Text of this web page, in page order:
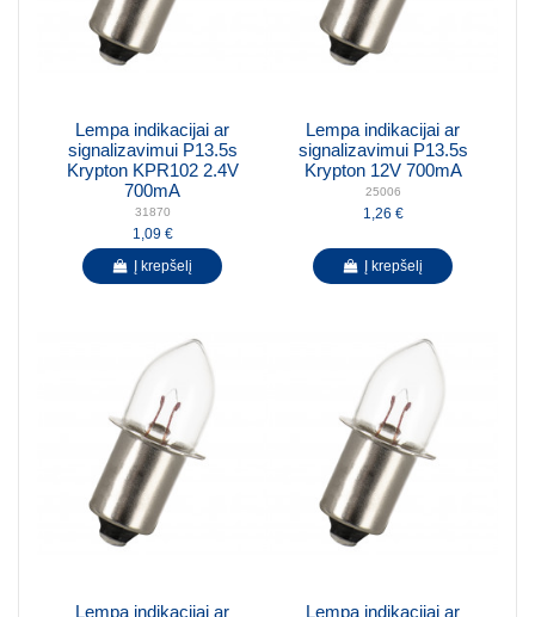
Lempa indikacijai ar
signalizavimui P13.5s
Krypton KPR102 2.4V
700mA
31870
1,09 €
Į krepšelį
Lempa indikacijai ar
signalizavimui P13.5s
Krypton 12V 700mA
25006
1,26 €
Į krepšelį
Lempa indikacijai ar
Lempa indikacijai ar